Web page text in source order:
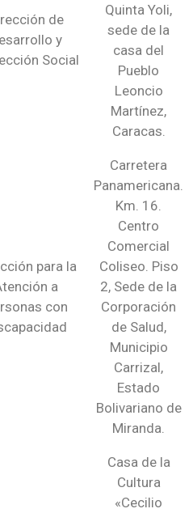
de
y
Social
Quinta Yoli,
sede de la
casa del
Pueblo
Leoncio
Martínez,
Caracas.
para la
a
con
Carretera
Panamericana.
Km. 16.
Centro
Comercial
Coliseo. Piso
2, Sede de la
Corporación
de Salud,
Municipio
Carrizal,
Estado
Bolivariano de
Miranda.
Casa de la
Cultura
«Cecilio